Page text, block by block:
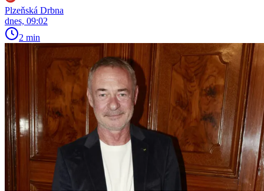
Plzeňská Drbna
dnes, 09:02
2 min